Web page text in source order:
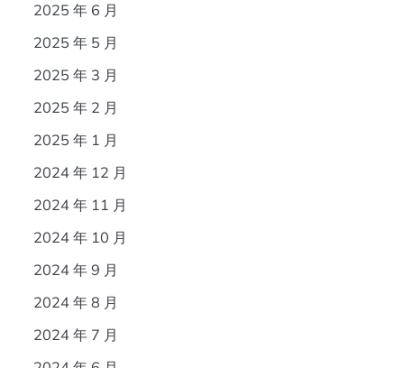
2025 年 6 月
2025 年 5 月
2025 年 3 月
2025 年 2 月
2025 年 1 月
2024 年 12 月
2024 年 11 月
2024 年 10 月
2024 年 9 月
2024 年 8 月
2024 年 7 月